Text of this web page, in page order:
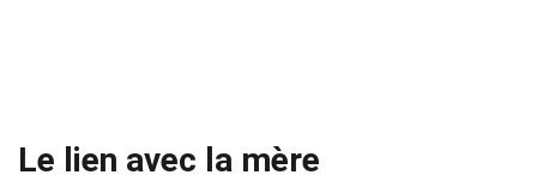
Le lien avec la mère